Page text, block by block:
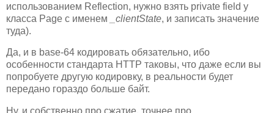
использованием Reflection, нужно взять private field у
класса Page с именем
_clientState, и записать значение
туда).
Да, и в base-64 кодировать обязательно, ибо
особенности стандарта HTTP таковы, что даже если вы
попробуете другую кодировку, в реальности будет
передано гораздо больше байт.